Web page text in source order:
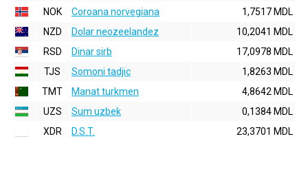
NOK
Coroana norvegiana
1,7517 MDL
NZD
Dolar neozeelandez
10,2041 MDL
RSD
Dinar sirb
17,0978 MDL
TJS
Somoni tadjic
1,8263 MDL
TMT
Manat turkmen
4,8642 MDL
UZS
Sum uzbek
0,1384 MDL
XDR
D.S.T. 23,3701 MDL